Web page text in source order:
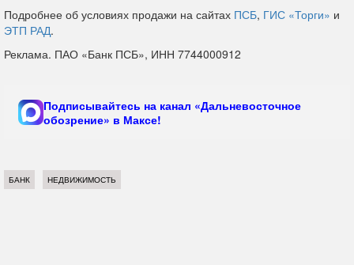
Подробнее об условиях продажи на сайтах ПСБ, ГИС «Торги» и
ЭТП РАД.
Реклама. ПАО «Банк ПСБ», ИНН 7744000912
Подписывайтесь на канал «Дальневосточное
обозрение» в Максе!
БАНК НЕДВИЖИМОСТЬ